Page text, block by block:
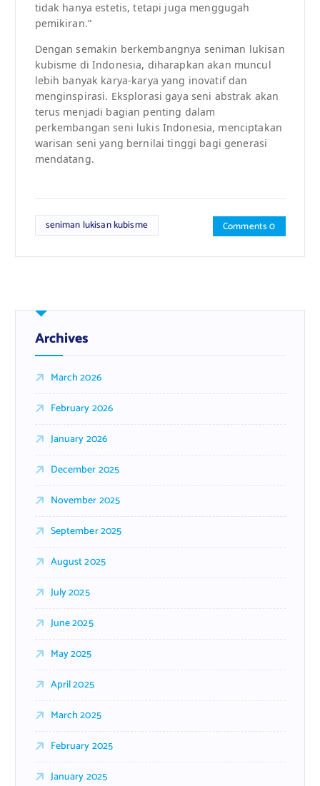
tidak hanya estetis, tetapi juga menggugah
pemikiran.”
Dengan semakin berkembangnya seniman lukisan
kubisme di Indonesia, diharapkan akan muncul
lebih banyak karya-karya yang inovatif dan
menginspirasi. Eksplorasi gaya seni abstrak akan
terus menjadi bagian penting dalam
perkembangan seni lukis Indonesia, menciptakan
warisan seni yang bernilai tinggi bagi generasi
mendatang.
seniman lukisan kubisme Comments 0
Archives
March 2026
February 2026
January 2026
December 2025
November 2025
September 2025
August 2025
July 2025
June 2025
May 2025
April 2025
March 2025
February 2025
January 2025